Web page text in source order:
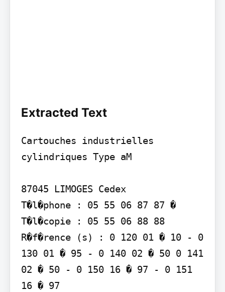
Extracted Text
Cartouches industrielles
cylindriques Type aM
87045 LIMOGES Cedex
T�l�phone : 05 55 06 87 87 �
T�l�copie : 05 55 06 88 88
R�f�rence (s) : 0 120 01 � 10 - 0
130 01 � 95 - 0 140 02 � 50 0 141
02 � 50 - 0 150 16 � 97 - 0 151
16 � 97